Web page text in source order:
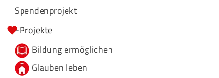
Spendenprojekt
-Projekte
Bildung ermöglichen
Glauben leben